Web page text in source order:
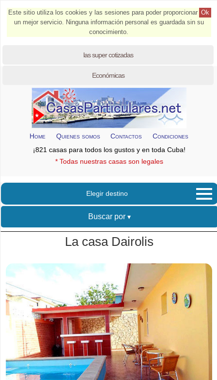
Ok
Este sitio utiliza los cookies y las sesiones para poder proporcionar
un mejor servicio. Ninguna información personal es guardada sin su
conocimiento.
las super cotizadas
Económicas
Home Quienes somos Contactos
Condiciones
¡821 casas para todos los gustos y en toda Cuba!
* Todas nuestras casas son legales
Elegir destino
Buscar por
La casa Dairolis